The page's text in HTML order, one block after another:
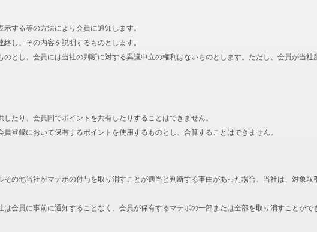
する等の方法により会員に通知します。
し、その内容を説明するものとします。
とし、会員には当社の判断に対する異議申立の権利はないものとします。ただし、会員が当社
たり、会員間でポイントを共有したりすることはできません。
登録において保有するポイントを使用するものとし、合算することはできません。
の他当社がマテポの付与を取り消すことが適当と判断する事由があった場合、当社は、対象取
会員に事前に通知することなく、会員が保有するマテポの一部または全部を取り消すことがで